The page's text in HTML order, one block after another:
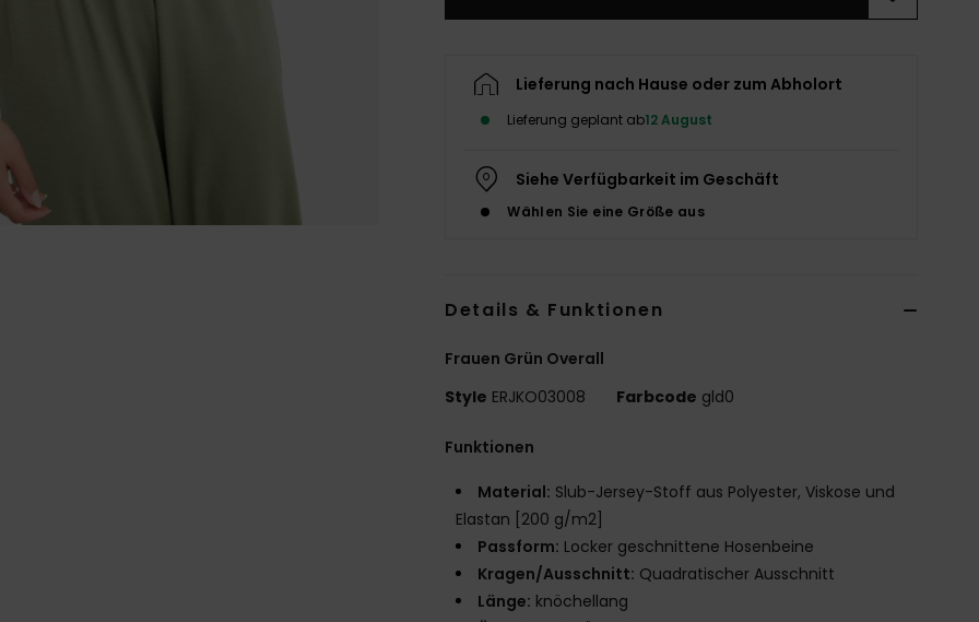
Lieferung nach Hause oder zum Abholort
Lieferung geplant ab12 August
Siehe Verfügbarkeit im Geschäft
Wählen Sie eine Größe aus
Details & Funktionen
Frauen Grün Overall
Style ERJKO03008 Farbcode gld0
Funktionen
Material: Slub-Jersey-Stoff aus Polyester, Viskose und
Elastan [200 g/m2]
Passform: Locker geschnittene Hosenbeine
Kragen/Ausschnitt: Quadratischer Ausschnitt
Länge: knöchellang